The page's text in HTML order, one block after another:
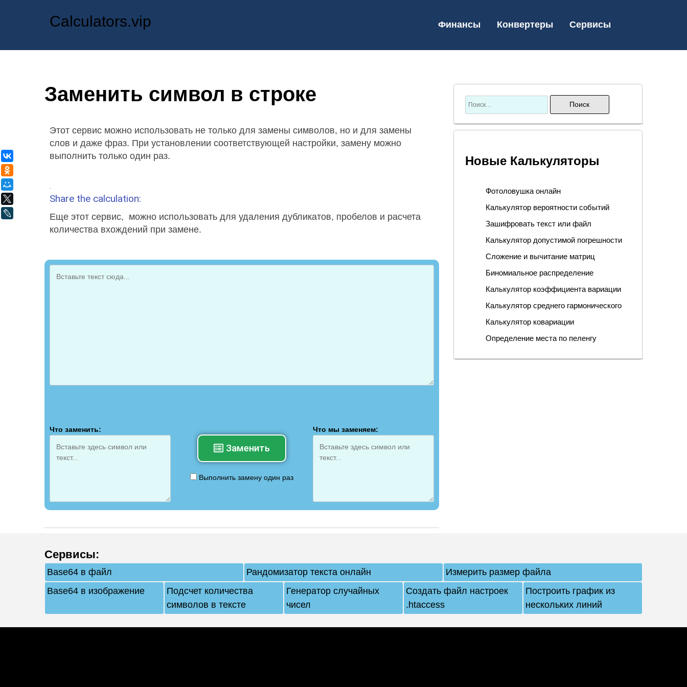
Calculators.vip Финансы Конвертеры Сервисы
Заменить символ в строке
Этот сервис можно использовать не только для замены символов, но и для замены
слов и даже фраз. При установлении соответствующей настройки, замену можно
выполнить только один раз.
Share the calculation:
Еще этот сервис, можно использовать для удаления дубликатов, пробелов и расчета
количества вхождений при замене.
Что заменить:
Заменить
Выполнить замену один раз
Что мы заменяем:
Новые Калькуляторы
Фотоловушка онлайн
Калькулятор вероятности событий
Зашифровать текст или файл
Калькулятор допустимой погрешности
Сложение и вычитание матриц
Биномиальное распределение
Калькулятор коэффициента вариации
Калькулятор среднего гармонического
Калькулятор ковариации
Определение места по пеленгу
Сервисы:
Base64 в файл Рандомизатор текста онлайн
Измерить размер файла
Base64 в изображение
Подсчет количества
символов в тексте
Генератор случайных
чисел
Создать файл настроек
.htaccess
Построить график из
нескольких линий
ВКонтакте
LiveJournal